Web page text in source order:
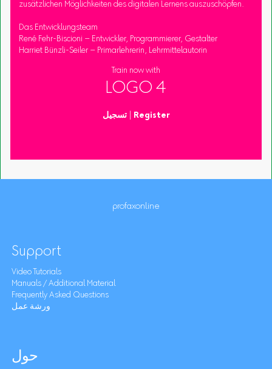
zusätzlichen Möglichkeiten des digitalen Lernens auszuschöpfen.
Das Entwicklungsteam
René Fehr-Biscioni – Entwickler, Programmierer, Gestalter
Harriet Bünzli-Seiler – Primarlehrerin, Lehrmittelautorin
Train now with
LOGO 4
تسجيل| Register
profaxonline
Support
Video Tutorials
Manuals / Additional Material
Frequently Asked Questions
ورشة عمل
حول